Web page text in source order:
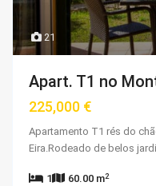
21
Apart. T1 no
225,000 €
Apartamento T1 rés do
Eira.Rodeado de belos
1 60.00 m2